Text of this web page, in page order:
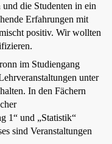
die Studenten in ein
Erfahrungen mit
positiv. Wir wollten
im Studiengang
unter
In den Fächern
1“ und „Statistik“
sind Veranstaltungen